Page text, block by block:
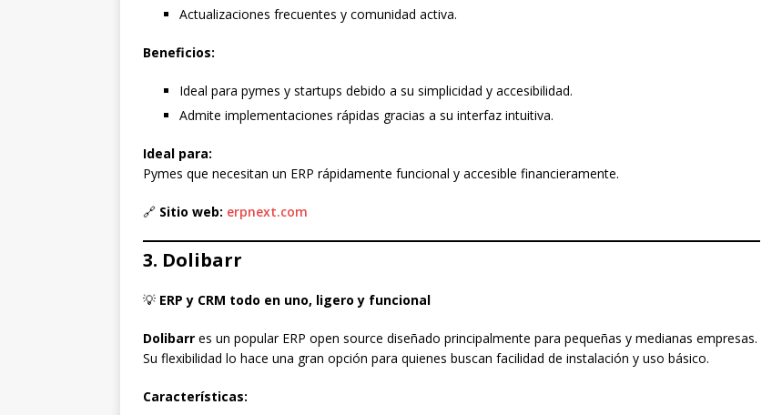
Actualizaciones frecuentes y comunidad activa.
Beneficios:
Ideal para pymes y startups debido a su simplicidad y accesibilidad.
Admite implementaciones rápidas gracias a su interfaz intuitiva.
Ideal para:
Pymes que necesitan un ERP rápidamente funcional y accesible financieramente.
🔗 Sitio web: erpnext.com
3. Dolibarr
💡 ERP y CRM todo en uno, ligero y funcional
Dolibarr es un popular ERP open source diseñado principalmente para pequeñas y medianas empresas.
Su flexibilidad lo hace una gran opción para quienes buscan facilidad de instalación y uso básico.
Características: